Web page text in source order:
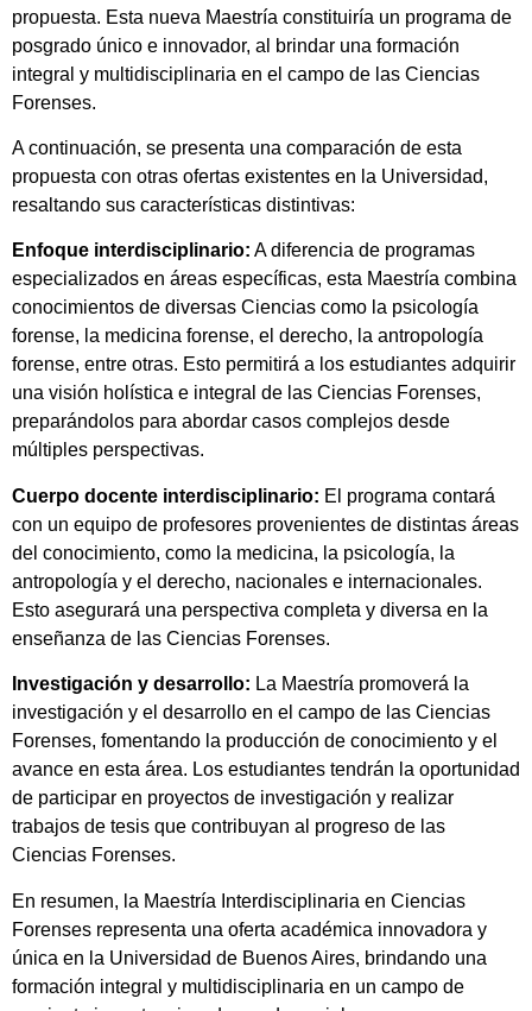
propuesta. Esta nueva Maestría constituiría un programa de
posgrado único e innovador, al brindar una formación
integral y multidisciplinaria en el campo de las Ciencias
Forenses.
A continuación, se presenta una comparación de esta
propuesta con otras ofertas existentes en la Universidad,
resaltando sus características distintivas:
Enfoque interdisciplinario: A diferencia de programas
especializados en áreas específicas, esta Maestría combina
conocimientos de diversas Ciencias como la psicología
forense, la medicina forense, el derecho, la antropología
forense, entre otras. Esto permitirá a los estudiantes adquirir
una visión holística e integral de las Ciencias Forenses,
preparándolos para abordar casos complejos desde
múltiples perspectivas.
Cuerpo docente interdisciplinario: El programa contará
con un equipo de profesores provenientes de distintas áreas
del conocimiento, como la medicina, la psicología, la
antropología y el derecho, nacionales e internacionales.
Esto asegurará una perspectiva completa y diversa en la
enseñanza de las Ciencias Forenses.
Investigación y desarrollo: La Maestría promoverá la
investigación y el desarrollo en el campo de las Ciencias
Forenses, fomentando la producción de conocimiento y el
avance en esta área. Los estudiantes tendrán la oportunidad
de participar en proyectos de investigación y realizar
trabajos de tesis que contribuyan al progreso de las
Ciencias Forenses.
En resumen, la Maestría Interdisciplinaria en Ciencias
Forenses representa una oferta académica innovadora y
única en la Universidad de Buenos Aires, brindando una
formación integral y multidisciplinaria en un campo de